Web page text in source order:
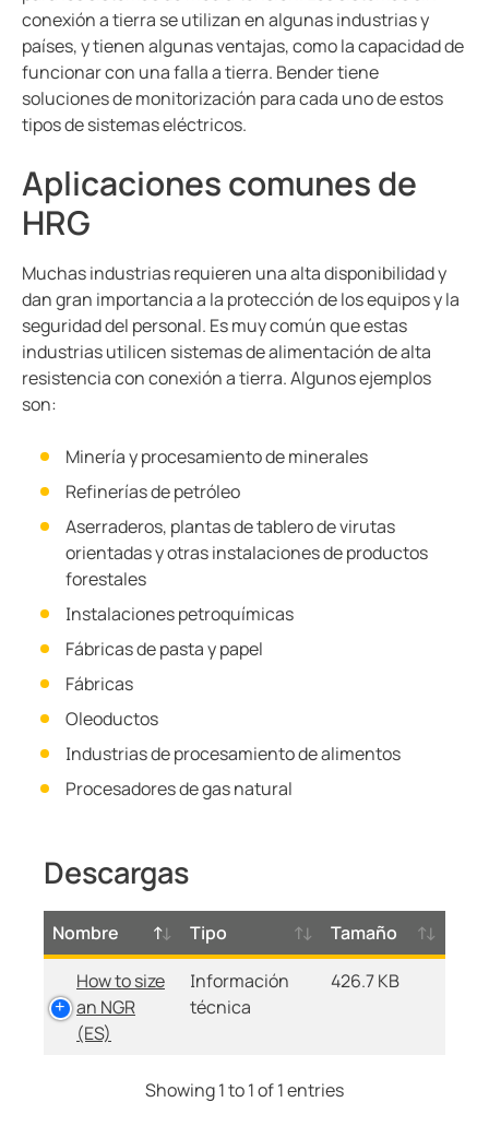
conexión a tierra se utilizan en algunas industrias y
países, y tienen algunas ventajas, como la capacidad de
funcionar con una falla a tierra. Bender tiene
soluciones de monitorización para cada uno de estos
tipos de sistemas eléctricos.
Aplicaciones comunes de
HRG
Muchas industrias requieren una alta disponibilidad y
dan gran importancia a la protección de los equipos y la
seguridad del personal. Es muy común que estas
industrias utilicen sistemas de alimentación de alta
resistencia con conexión a tierra. Algunos ejemplos
son:
Minería y procesamiento de minerales
Refinerías de petróleo
Aserraderos, plantas de tablero de virutas
orientadas y otras instalaciones de productos
forestales
Instalaciones petroquímicas
Fábricas de pasta y papel
Fábricas
Oleoductos
Industrias de procesamiento de alimentos
Procesadores de gas natural
Descargas
Nombre Tipo
Tamaño
How to size
an NGR
(ES)
Información
técnica
426.7 KB
Showing 1 to 1 of 1 entries